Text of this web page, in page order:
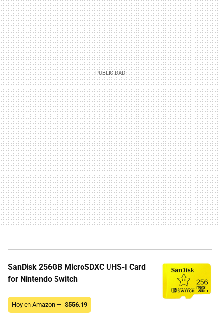
SanDisk 256GB MicroSDXC UHS-I Card
for Nintendo Switch
Hoy en Amazon — $556.19